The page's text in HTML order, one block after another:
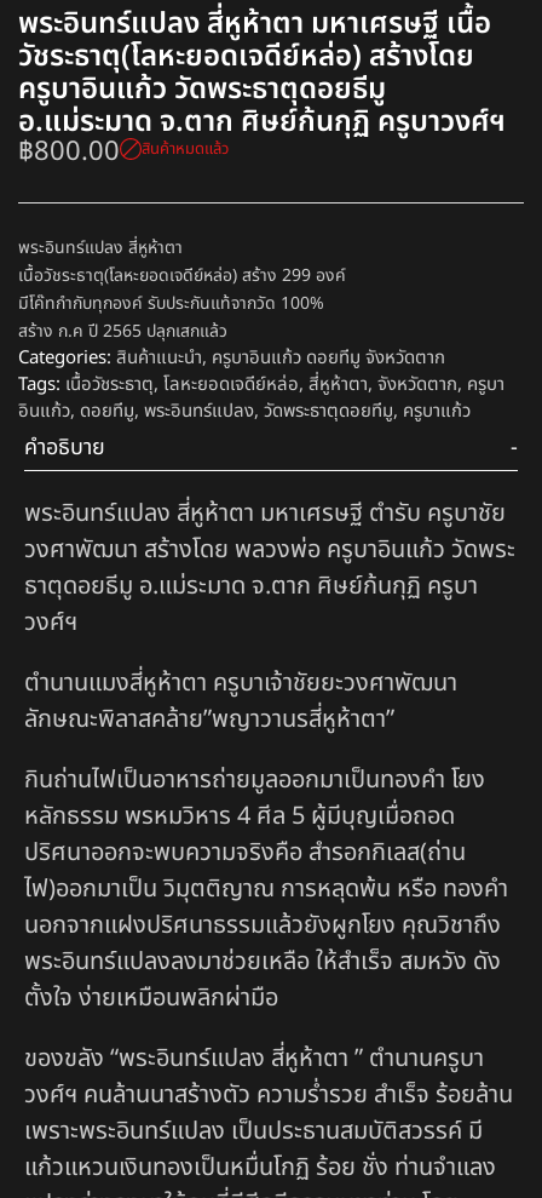
พระอินทร์แปลง สี่หูห้าตา มหาเศรษฐี เนื้อ
วัชระธาตุ(โลหะยอดเจดีย์หล่อ) สร้างโดย
ครูบาอินแก้ว วัดพระธาตุดอยธีมู
อ.แม่ระมาด จ.ตาก ศิษย์ก้นกุฏิ ครูบาวงศ์ฯ
฿800.00 สินค้าหมดแล้ว
พระอินทร์แปลง สี่หูห้าตา
เนื้อวัชระธาตุ(โลหะยอดเจดีย์หล่อ) สร้าง 299 องค์
มีโค๊ทกำกับทุกองค์ รับประกันแท้จากวัด 100%
สร้าง ก.ค ปี 2565 ปลุกเสกแล้ว
Categories: สินค้าแนะนำ, ครูบาอินแก้ว ดอยทีมู จังหวัดตาก
Tags: เนื้อวัชระธาตุ, โลหะยอดเจดีย์หล่อ, สี่หูห้าตา, จังหวัดตาก, ครูบา
อินแก้ว, ดอยทีมู, พระอินทร์แปลง, วัดพระธาตุดอยทีมู, ครูบาแก้ว
คำอธิบาย
พระอินทร์แปลง สี่หูห้าตา มหาเศรษฐี ตำรับ ครูบาชัย
วงศาพัฒนา สร้างโดย พลวงพ่อ ครูบาอินแก้ว วัดพระ
ธาตุดอยธีมู อ.แม่ระมาด จ.ตาก ศิษย์ก้นกุฏิ ครูบา
วงศ์ฯ
ตำนานแมงสี่หูห้าตา ครูบาเจ้าชัยยะวงศาพัฒนา
ลักษณะพิลาสคล้าย”พญาวานรสี่หูห้าตา”
กินถ่านไฟเป็นอาหารถ่ายมูลออกมาเป็นทองคำ โยง
หลักธรรม พรหมวิหาร 4 ศีล 5 ผู้มีบุญเมื่อถอด
ปริศนาออกจะพบความจริงคือ สำรอกกิเลส(ถ่าน
ไฟ)ออกมาเป็น วิมุตติญาณ การหลุดพ้น หรือ ทองคำ
นอกจากแฝงปริศนาธรรมแล้วยังผูกโยง คุณวิชาถึง
พระอินทร์แปลงลงมาช่วยเหลือ ให้สำเร็จ สมหวัง ดัง
ตั้งใจ ง่ายเหมือนพลิกผ่ามือ
ของขลัง “พระอินทร์แปลง สี่หูห้าตา ” ตำนานครูบา
วงศ์ฯ คนล้านนาสร้างตัว ความร่ำรวย สำเร็จ ร้อยล้าน
เพราะพระอินทร์แปลง เป็นประธานสมบัติสวรรค์ มี
แก้วแหวนเงินทองเป็นหมื่นโกฏิ ร้อย ชั่ง ท่านจำแลง